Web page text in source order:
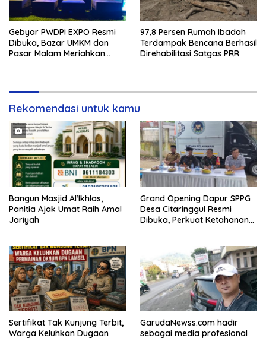
Gebyar PWDPI EXPO Resmi
Dibuka, Bazar UMKM dan
Pasar Malam Meriahkan
97,8 Persen Rumah Ibadah
Terdampak Bencana Berhasil
Direhabilitasi Satgas PRR
Rekomendasi untuk kamu
Bangun Masjid Al’Ikhlas,
Panitia Ajak Umat Raih Amal
Jariyah
Grand Opening Dapur SPPG
Desa Citaringgul Resmi
Dibuka, Perkuat Ketahanan
Sertifikat Tak Kunjung Terbit,
Warga Keluhkan Dugaan
GarudaNewss.com hadir
sebagai media profesional